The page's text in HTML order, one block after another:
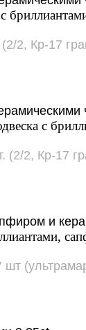
с
2, Кр-17
с
(2/2, Кр-17